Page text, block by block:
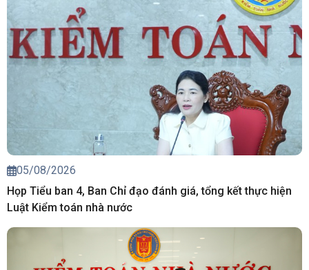
05/08/2026
Họp Tiểu ban 4, Ban Chỉ đạo đánh giá, tổng kết thực hiện
Luật Kiểm toán nhà nước